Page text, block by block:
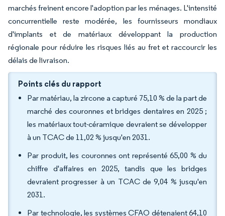
marchés freinent encore l'adoption par les ménages. L'intensité
concurrentielle reste modérée, les fournisseurs mondiaux
d'implants et de matériaux développant la production
régionale pour réduire les risques liés au fret et raccourcir les
délais de livraison.
Points clés du rapport
Par matériau, la zircone a capturé 75,10 % de la part de
marché des couronnes et bridges dentaires en 2025 ;
les matériaux tout-céramique devraient se développer
à un TCAC de 11,02 % jusqu'en 2031.
Par produit, les couronnes ont représenté 65,00 % du
chiffre d'affaires en 2025, tandis que les bridges
devraient progresser à un TCAC de 9,04 % jusqu'en
2031.
Par technologie, les systèmes CFAO détenaient 64,10